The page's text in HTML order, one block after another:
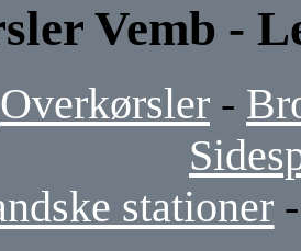
Vemb -
Overkørsler -
stationer